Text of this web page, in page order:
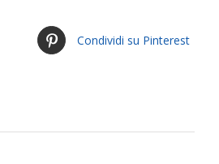
Condividi su Pinterest